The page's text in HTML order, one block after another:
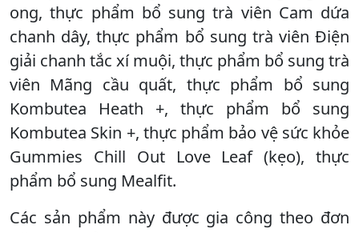
ong, thực phẩm bổ sung trà viên Cam dứa
chanh dây, thực phẩm bổ sung trà viên Điện
giải chanh tắc xí muội, thực phẩm bổ sung trà
viên Mãng cầu quất, thực phẩm bổ sung
Kombutea Heath +, thực phẩm bổ sung
Kombutea Skin +, thực phẩm bảo vệ sức khỏe
Gummies Chill Out Love Leaf (kẹo), thực
phẩm bổ sung Mealfit.
Các sản phẩm này được gia công theo đơn